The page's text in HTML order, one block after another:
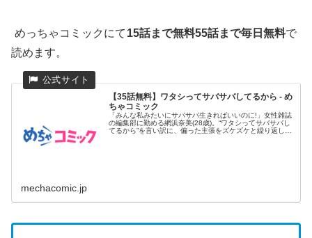
めっちゃコミックにて 15話まで無料55話まで毎日無料で
読めます。
【35話無料】ワタシってサバサバしてるから - め
ちゃコミック
「みんな私みたいにサバサバ生きればいいのに!」女性雑誌
の編集部に勤める網浜奈美(28歳)。“ワタシってサバサバし
てるから”を言い訳に、偏った主張をズケズケと繰り返し、
mechacomic.jp